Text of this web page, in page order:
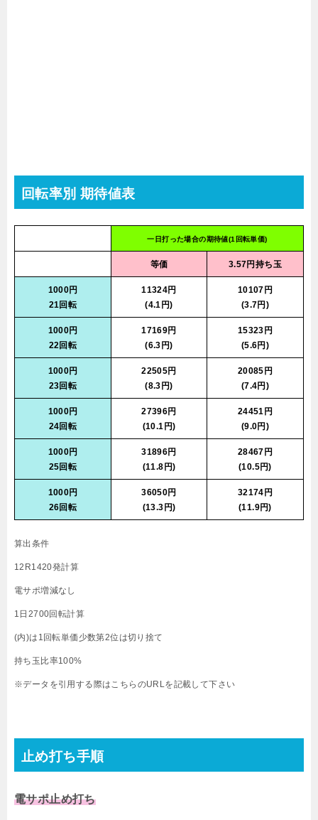
回転率別 期待値表
一日打った場合の期待値(1回転単価)
等価 3.57円持ち玉
1000円
21回転
11324円
(4.1円)
10107円
(3.7円)
1000円
22回転
17169円
(6.3円)
15323円
(5.6円)
1000円
23回転
22505円
(8.3円)
20085円
(7.4円)
1000円
24回転
27396円
(10.1円)
24451円
(9.0円)
1000円
25回転
31896円
(11.8円)
28467円
(10.5円)
1000円
26回転
36050円
(13.3円)
32174円
(11.9円)
算出条件
12R1420発計算
電サポ増減なし
1日2700回転計算
(内)は1回転単価少数第2位は切り捨て
持ち玉比率100%
※データを引用する際はこちらのURLを記載して下さい
止め打ち手順
電サポ止め打ち